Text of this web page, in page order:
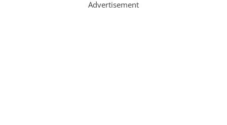
Advertisement